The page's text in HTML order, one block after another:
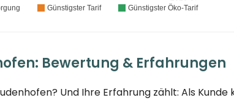
Bewertung & Erfahrungen
Und Ihre Erfahrung zählt: Als